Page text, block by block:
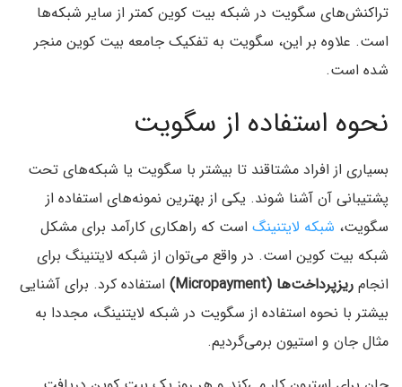
تراکنش‌های سگویت در شبکه بیت کوین کمتر از سایر شبکه‌ها
است. علاوه بر این، سگویت به تفکیک جامعه بیت کوین منجر
شده است.
نحوه استفاده از سگویت
بسیاری از افراد مشتاقند تا بیشتر با سگویت یا شبکه‌های تحت
پشتیبانی آن آشنا شوند. یکی از بهترین نمونه‌های استفاده از
سگویت، شبکه لایتنینگ است که راهکاری کارآمد برای مشکل
شبکه بیت کوین است. در واقع می‌توان از شبکه لایتنینگ برای
انجام ریزپرداخت‌ها (Micropayment)
استفاده کرد. برای آشنایی
بیشتر با نحوه استفاده از سگویت در شبکه لایتنینگ، مجددا به
مثال جان و استیون برمی‌گردیم.